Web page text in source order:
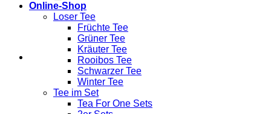
Online-Shop
Loser Tee
Früchte Tee
Grüner Tee
Kräuter Tee
Rooibos Tee
Schwarzer Tee
Winter Tee
Tee im Set
Tea For One Sets